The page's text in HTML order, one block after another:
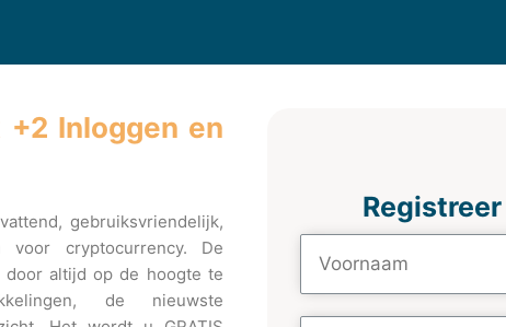
Inloggen en
gebruiksvriendelijk,
voor cryptocurrency. De
door altijd op de hoogte te
de nieuwste